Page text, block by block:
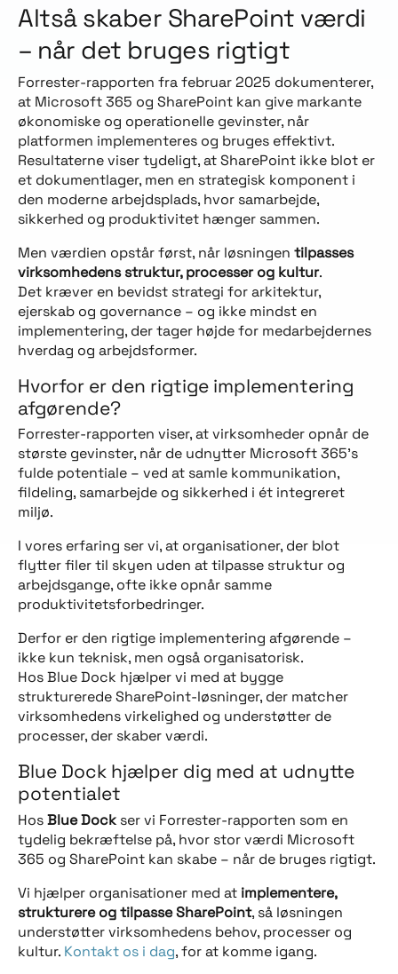
Altså skaber SharePoint værdi
– når det bruges rigtigt
Forrester-rapporten fra februar 2025 dokumenterer,
at Microsoft 365 og SharePoint kan give markante
økonomiske og operationelle gevinster, når
platformen implementeres og bruges effektivt.
Resultaterne viser tydeligt, at SharePoint ikke blot er
et dokumentlager, men en strategisk komponent i
den moderne arbejdsplads, hvor samarbejde,
sikkerhed og produktivitet hænger sammen.
Men værdien opstår først, når løsningen tilpasses
virksomhedens struktur, processer og kultur.
Det kræver en bevidst strategi for arkitektur,
ejerskab og governance – og ikke mindst en
implementering, der tager højde for medarbejdernes
hverdag og arbejdsformer.
Hvorfor er den rigtige implementering
afgørende?
Forrester-rapporten viser, at virksomheder opnår de
største gevinster, når de udnytter Microsoft 365’s
fulde potentiale – ved at samle kommunikation,
fildeling, samarbejde og sikkerhed i ét integreret
miljø.
I vores erfaring ser vi, at organisationer, der blot
flytter filer til skyen uden at tilpasse struktur og
arbejdsgange, ofte ikke opnår samme
produktivitetsforbedringer.
Derfor er den rigtige implementering afgørende –
ikke kun teknisk, men også organisatorisk.
Hos Blue Dock hjælper vi med at bygge
strukturerede SharePoint-løsninger, der matcher
virksomhedens virkelighed og understøtter de
processer, der skaber værdi.
Blue Dock hjælper dig med at udnytte
potentialet
HosBlue Dock ser vi Forrester-rapporten som en
tydelig bekræftelse på, hvor stor værdi Microsoft
365 og SharePoint kan skabe – når de bruges rigtigt.
Vi hjælper organisationer med at implementere,
strukturere og tilpasse SharePoint, så løsningen
understøtter virksomhedens behov, processer og
kultur. Kontakt os i dag, for at komme igang.